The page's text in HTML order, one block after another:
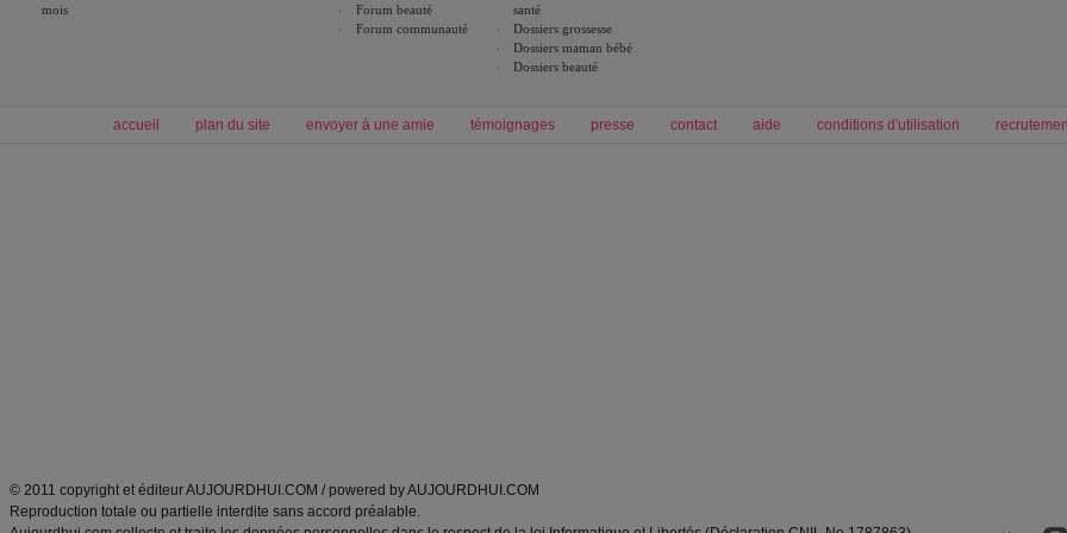
mois
Forum beauté
Forum communauté
santé
Dossiers grossesse
Dossiers maman bébé
Dossiers beauté
accueil plan du site envoyer à une amie témoignages presse contact aide conditions d'utilisation
© 2011 copyright et éditeur AUJOURDHUI.COM / powered by AUJOURDHUI.COM
Reproduction totale ou partielle interdite sans accord préalable.